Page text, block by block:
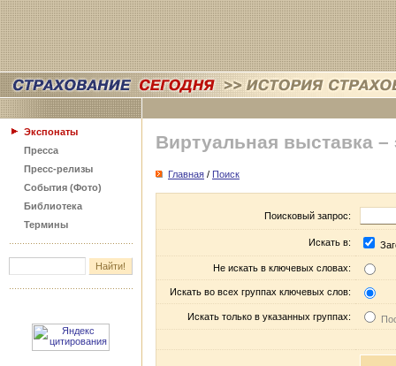
Экспонаты
Пресса
Пресс-релизы
События (Фото)
Библиотека
Термины
Виртуальная выставка –
Главная / Поиск
Поисковый запрос:
Искать в:
Не искать в ключевых словах:
Искать во всех группах ключевых слов:
Искать только в указанных группах: